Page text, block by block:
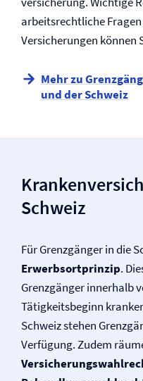
arbeitsrechtliche
Versicherungen können
Mehr zu
und der Schweiz
Schweiz
Für Grenzgänger in die
Erwerbsortprinzip.
Grenzgänger innerhalb
Tätigkeitsbeginn
Schweiz stehen
Verfügung. Zudem